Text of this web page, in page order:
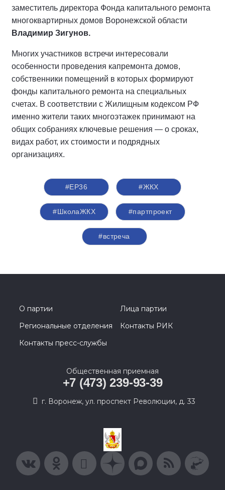
заместитель директора Фонда капитального ремонта
многоквартирных домов Воронежской области
Владимир Зигунов.
Многих участников встречи интересовали
особенности проведения капремонта домов,
собственники помещений в которых формируют
фонды капитального ремонта на специальных
счетах. В соответствии с Жилищным кодексом РФ
именно жители таких многоэтажек принимают на
общих собраниях ключевые решения — о сроках,
видах работ, их стоимости и подрядных
организациях.
#ЕР36 #ЖКХ
#ШколаЖКХ #партпроект
#встреча
О партии
Лица партии
Региональные отделения
Контакты РИК
Контакты пресс-службы
Общественная приемная
+7 (473) 239-93-39
г. Воронеж, ул. проспект Революции, д. 33